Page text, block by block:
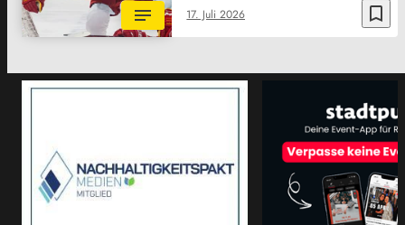
bookmark_border
17. Juli 2026